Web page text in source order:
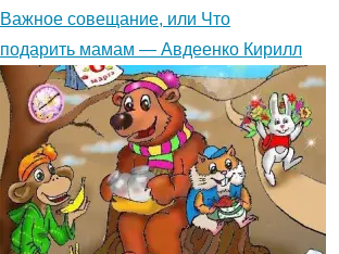
Важное совещание, или Что
подарить мамам — Авдеенко Кирилл